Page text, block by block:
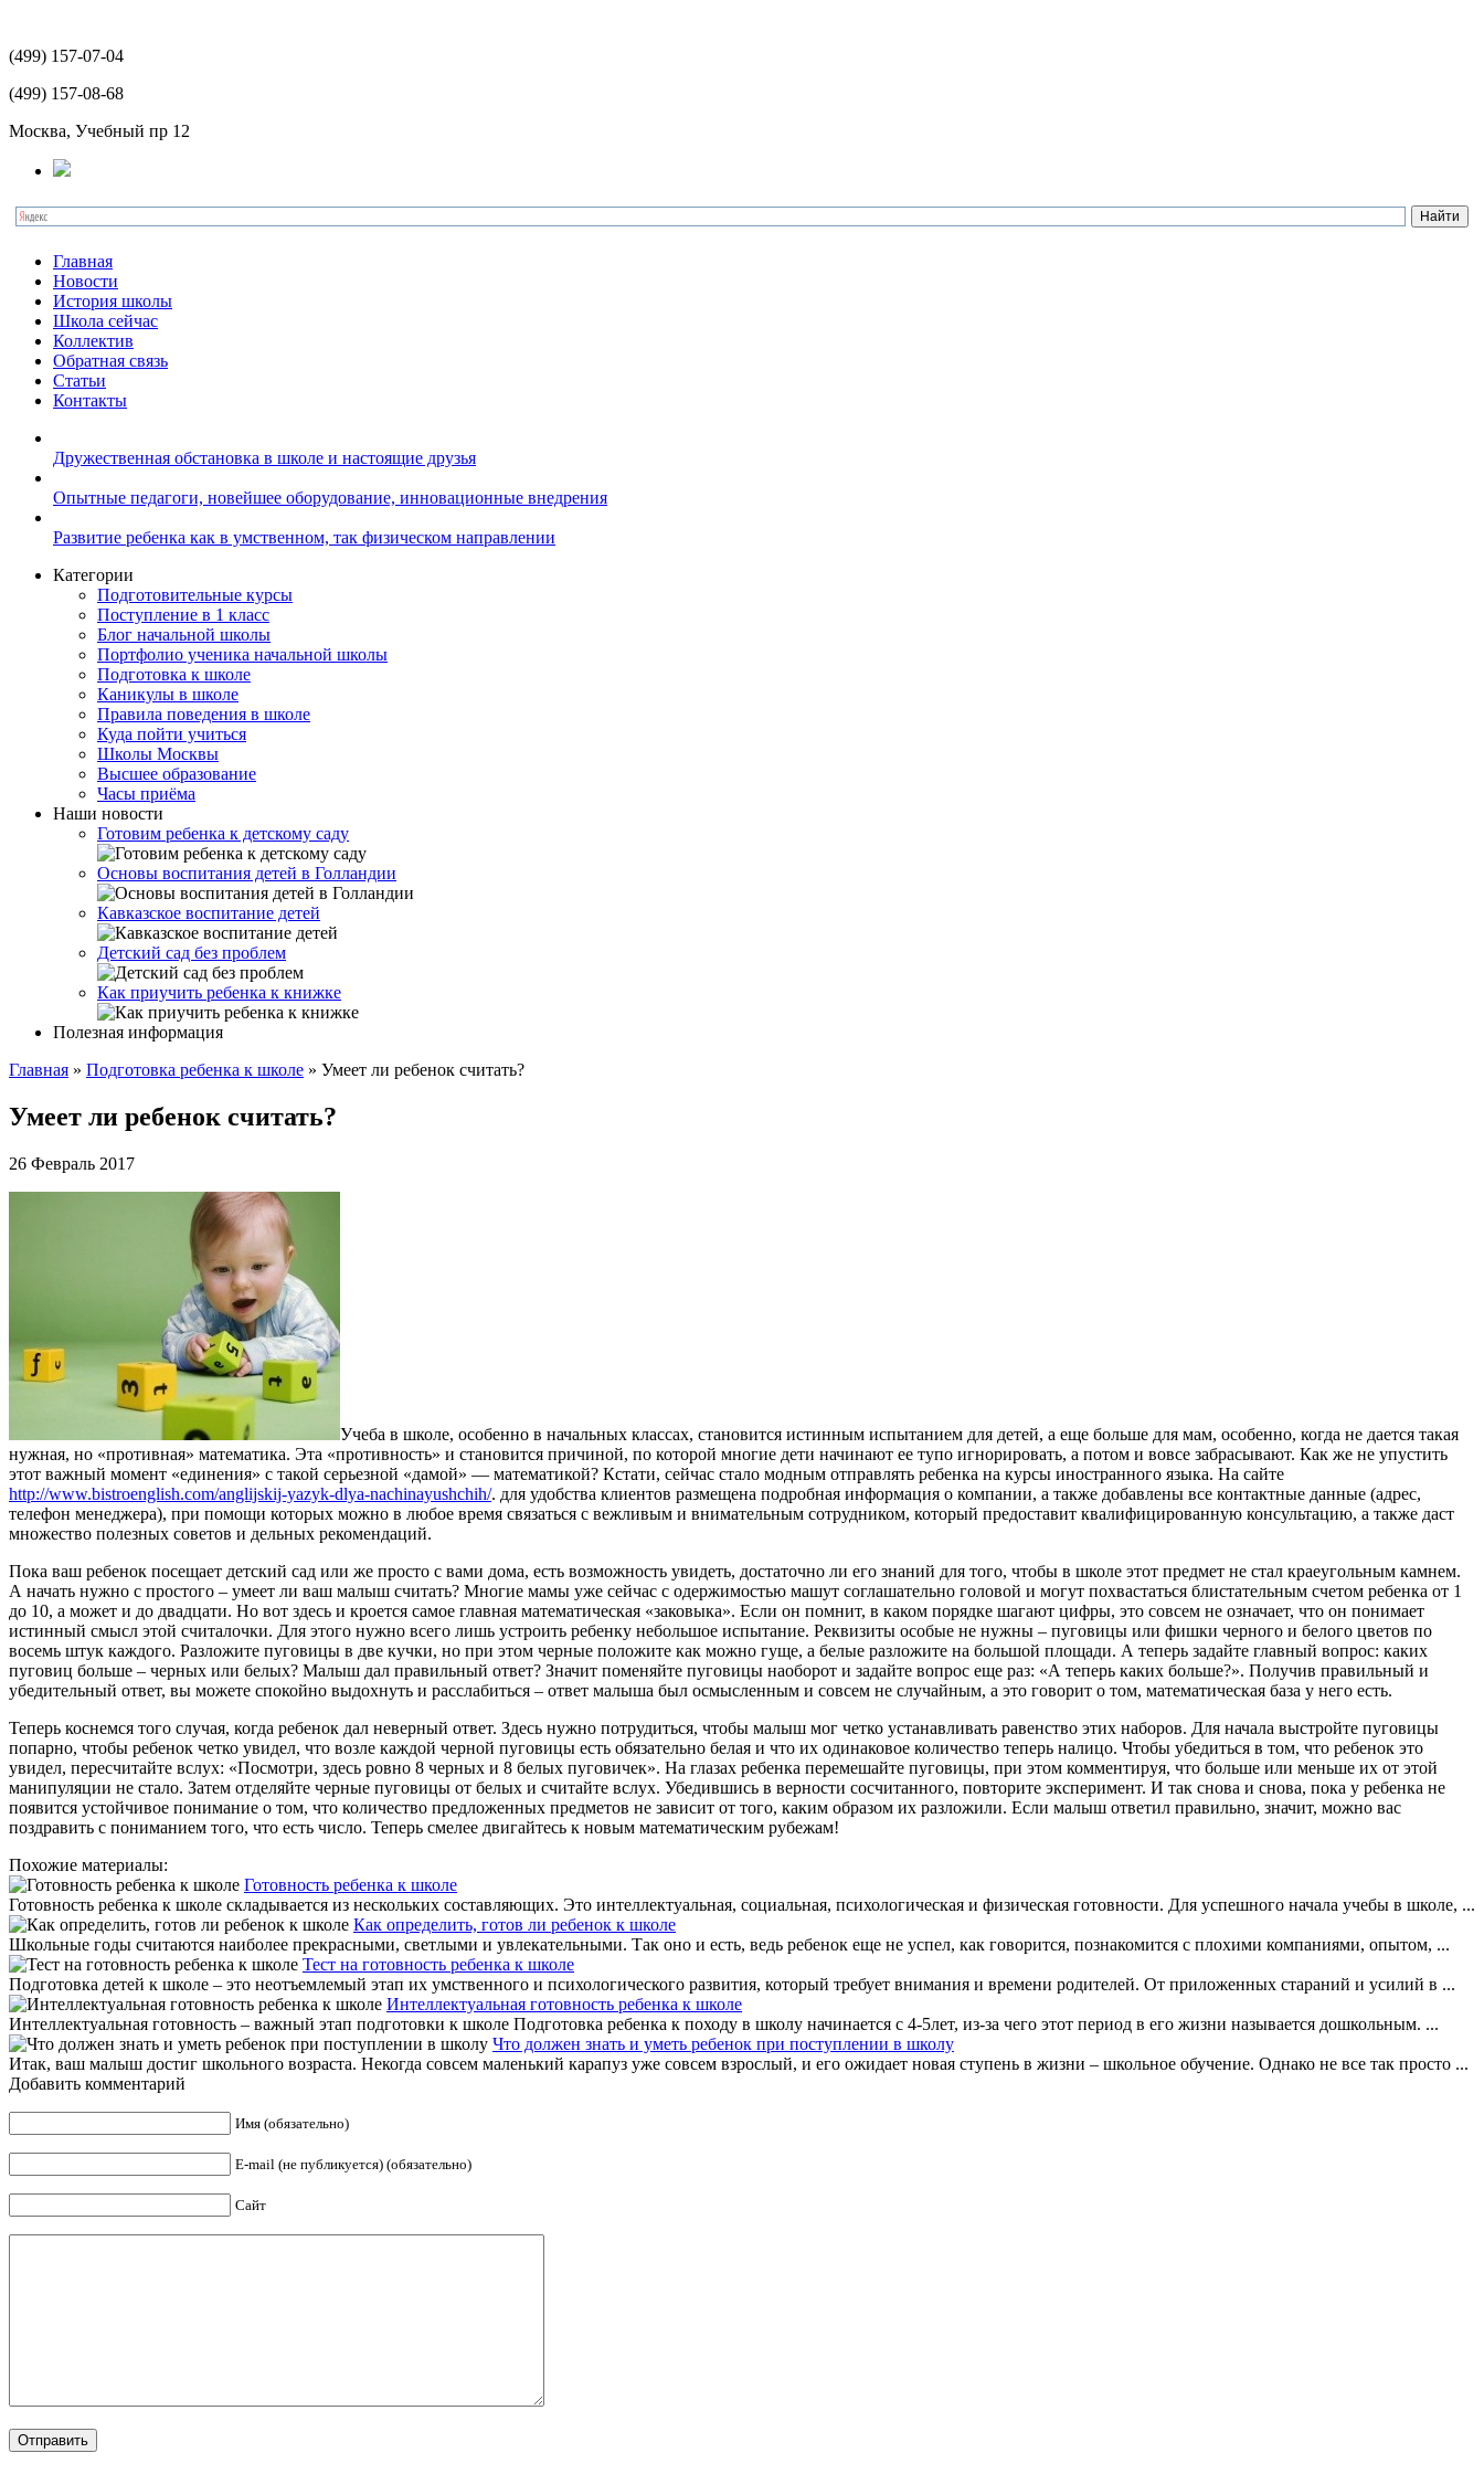
(499) 157-07-04
(499) 157-08-68
Москва, Учебный пр 12
Главная
Новости
История школы
Школа сейчас
Коллектив
Обратная связь
Статьи
Контакты
Дружественная обстановка в школе и настоящие друзья
Опытные педагоги, новейшее оборудование, инновационные внедрения
Развитие ребенка как в умственном, так физическом направлении
Категории
Подготовительные курсы
Поступление в 1 класс
Блог начальной школы
Портфолио ученика начальной школы
Подготовка к школе
Каникулы в школе
Правила поведения в школе
Куда пойти учиться
Школы Москвы
Высшее образование
Часы приёма
Наши новости
Готовим ребенка к детскому саду
Основы воспитания детей в Голландии
Кавказское воспитание детей
Детский сад без проблем
Как приучить ребенка к книжке
Полезная информация
Главная » Подготовка ребенка к школе » Умеет ли ребенок считать?
Умеет ли ребенок считать?
26 Февраль 2017
Учеба в школе, особенно в начальных классах, становится истинным испытанием для детей, а еще больше для мам, особенно, когда не дается такая
нужная, но «противная» математика. Эта «противность» и становится причиной, по которой многие дети начинают ее тупо игнорировать, а потом и вовсе забрасывают. Как же не упустить
этот важный момент «единения» с такой серьезной «дамой» — математикой? Кстати, сейчас стало модным отправлять ребенка на курсы иностранного языка. На сайте
http://www.bistroenglish.com/anglijskij-yazyk-dlya-nachinayushchih/. для удобства клиентов размещена подробная информация о компании, а также добавлены все контактные данные (адрес,
телефон менеджера), при помощи которых можно в любое время связаться с вежливым и внимательным сотрудником, который предоставит квалифицированную консультацию, а также даст
множество полезных советов и дельных рекомендаций.
Пока ваш ребенок посещает детский сад или же просто с вами дома, есть возможность увидеть, достаточно ли его знаний для того, чтобы в школе этот предмет не стал краеугольным камнем.
А начать нужно с простого – умеет ли ваш малыш считать? Многие мамы уже сейчас с одержимостью машут соглашательно головой и могут похвастаться блистательным счетом ребенка от 1
до 10, а может и до двадцати. Но вот здесь и кроется самое главная математическая «заковыка». Если он помнит, в каком порядке шагают цифры, это совсем не означает, что он понимает
истинный смысл этой считалочки. Для этого нужно всего лишь устроить ребенку небольшое испытание. Реквизиты особые не нужны – пуговицы или фишки черного и белого цветов по
восемь штук каждого. Разложите пуговицы в две кучки, но при этом черные положите как можно гуще, а белые разложите на большой площади. А теперь задайте главный вопрос: каких
пуговиц больше – черных или белых? Малыш дал правильный ответ? Значит поменяйте пуговицы наоборот и задайте вопрос еще раз: «А теперь каких больше?». Получив правильный и
убедительный ответ, вы можете спокойно выдохнуть и расслабиться – ответ малыша был осмысленным и совсем не случайным, а это говорит о том, математическая база у него есть.
Теперь коснемся того случая, когда ребенок дал неверный ответ. Здесь нужно потрудиться, чтобы малыш мог четко устанавливать равенство этих наборов. Для начала выстройте пуговицы
попарно, чтобы ребенок четко увидел, что возле каждой черной пуговицы есть обязательно белая и что их одинаковое количество теперь налицо. Чтобы убедиться в том, что ребенок это
увидел, пересчитайте вслух: «Посмотри, здесь ровно 8 черных и 8 белых пуговичек». На глазах ребенка перемешайте пуговицы, при этом комментируя, что больше или меньше их от этой
манипуляции не стало. Затем отделяйте черные пуговицы от белых и считайте вслух. Убедившись в верности сосчитанного, повторите эксперимент. И так снова и снова, пока у ребенка не
появится устойчивое понимание о том, что количество предложенных предметов не зависит от того, каким образом их разложили. Если малыш ответил правильно, значит, можно вас
поздравить с пониманием того, что есть число. Теперь смелее двигайтесь к новым математическим рубежам!
Похожие материалы:
Готовность ребенка к школе
Готовность ребенка к школе складывается из нескольких составляющих. Это интеллектуальная, социальная, психологическая и физическая готовности. Для успешного начала учебы в школе, ...
Как определить, готов ли ребенок к школе
Школьные годы считаются наиболее прекрасными, светлыми и увлекательными. Так оно и есть, ведь ребенок еще не успел, как говорится, познакомится с плохими компаниями, опытом, ...
Тест на готовность ребенка к школе
Подготовка детей к школе – это неотъемлемый этап их умственного и психологического развития, который требует внимания и времени родителей. От приложенных стараний и усилий в ...
Интеллектуальная готовность ребенка к школе
Интеллектуальная готовность – важный этап подготовки к школе Подготовка ребенка к походу в школу начинается с 4-5лет, из-за чего этот период в его жизни называется дошкольным. ...
Что должен знать и уметь ребенок при поступлении в школу
Итак, ваш малыш достиг школьного возраста. Некогда совсем маленький карапуз уже совсем взрослый, и его ожидает новая ступень в жизни – школьное обучение. Однако не все так просто ...
Добавить комментарий
Имя (обязательно)
E-mail (не публикуется) (обязательно)
Сайт